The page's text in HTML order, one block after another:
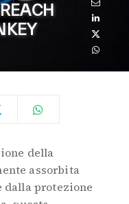
della
assorbita
dalla protezione